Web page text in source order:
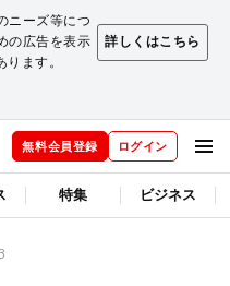
ニーズ等につ
の広告を表示
ます。
詳しくはこちら
無料会員登録 ログイン
特集 ビジネス